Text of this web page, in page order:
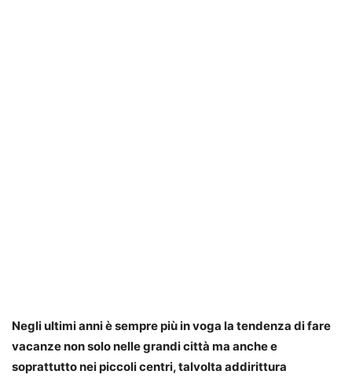
Negli ultimi anni è sempre più in voga la tendenza di fare
vacanze non solo nelle grandi città ma anche e
soprattutto nei piccoli centri, talvolta addirittura